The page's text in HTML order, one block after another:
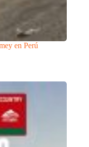
en Perú